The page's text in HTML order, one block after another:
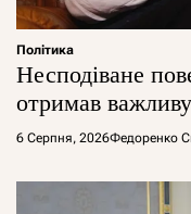
Політика
Несподіване
отримав
6 Серпня, 2026Федоренко